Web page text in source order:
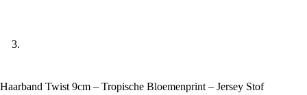
Haarband Twist 9cm – Tropische Bloemenprint – Jersey Stof